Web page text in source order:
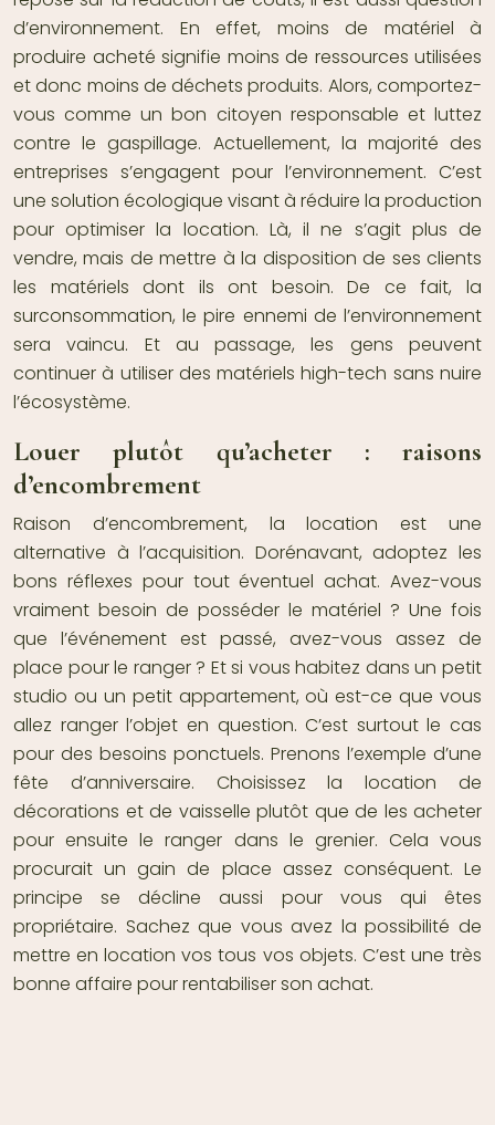
d’environnement. En effet, moins de matériel à
produire acheté signifie moins de ressources utilisées
et donc moins de déchets produits. Alors, comportez-
vous comme un bon citoyen responsable et luttez
contre le gaspillage. Actuellement, la majorité des
entreprises s’engagent pour l’environnement. C’est
une solution écologique visant à réduire la production
pour optimiser la location. Là, il ne s’agit plus de
vendre, mais de mettre à la disposition de ses clients
les matériels dont ils ont besoin. De ce fait, la
surconsommation, le pire ennemi de l’environnement
sera vaincu. Et au passage, les gens peuvent
continuer à utiliser des matériels high-tech sans nuire
l’écosystème.
Louer plutôt qu’acheter : raisons
d’encombrement
Raison d’encombrement, la location est une
alternative à l’acquisition. Dorénavant, adoptez les
bons réflexes pour tout éventuel achat. Avez-vous
vraiment besoin de posséder le matériel ? Une fois
que l’événement est passé, avez-vous assez de
place pour le ranger ? Et si vous habitez dans un petit
studio ou un petit appartement, où est-ce que vous
allez ranger l’objet en question. C’est surtout le cas
pour des besoins ponctuels. Prenons l’exemple d’une
fête d’anniversaire. Choisissez lalocation de
décorations et de vaisselle plutôt que de les acheter
pour ensuite le ranger dans le grenier. Cela vous
procurait un gain de place assez conséquent. Le
principe se décline aussi pour vous qui êtes
propriétaire. Sachez que vous avez la possibilité de
mettre en location vos tous vos objets. C’est une très
bonne affaire pour rentabiliser son achat.